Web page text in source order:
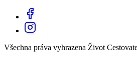
Všechna práva vyhrazena Život